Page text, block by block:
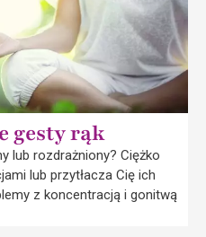
gesty rąk
lub rozdrażniony? Ciężko
lub przytłacza Cię ich
z koncentracją i gonitwą